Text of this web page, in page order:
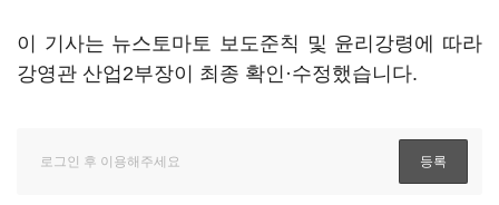
이 기사는 뉴스토마토 보도준칙 및 윤리강령에 따라
강영관 산업2부장이 최종 확인·수정했습니다.